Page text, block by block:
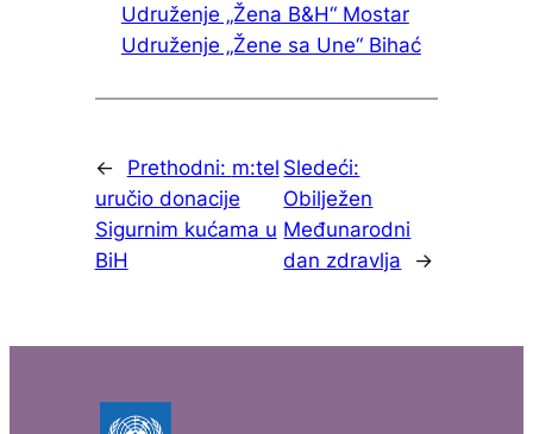
Udruženje „Žena B&H“ Mostar
Udruženje „Žene sa Une“ Bihać
← Prethodni: m:tel
uručio donacije
Sigurnim kućama u
BiH
Sledeći:
Obilježen
Međunarodni
dan zdravlja
→